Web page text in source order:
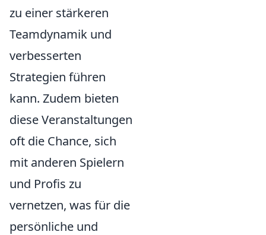
zu einer stärkeren
Teamdynamik und
verbesserten
Strategien führen
kann. Zudem bieten
diese Veranstaltungen
oft die Chance, sich
mit anderen Spielern
und Profis zu
vernetzen, was für die
persönliche und